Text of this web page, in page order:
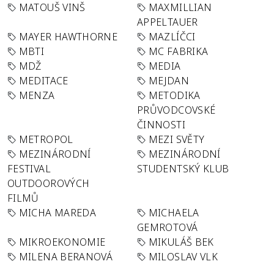
MATOUŠ VINŠ
MAXMILLIAN
APPELTAUER
MAYER HAWTHORNE
MAZLÍČCI
MBTI
MC FABRIKA
MDŽ
MEDIA
MEDITACE
MEJDAN
MENZA
METODIKA
PRŮVODCOVSKÉ
ČINNOSTI
METROPOL
MEZI SVĚTY
MEZINÁRODNÍ
FESTIVAL
OUTDOOROVÝCH
FILMŮ
MEZINÁRODNÍ
STUDENTSKÝ KLUB
MICHA MAREDA
MICHAELA
GEMROTOVÁ
MIKROEKONOMIE
MIKULÁŠ BEK
MILENA BERANOVÁ
MILOSLAV VLK